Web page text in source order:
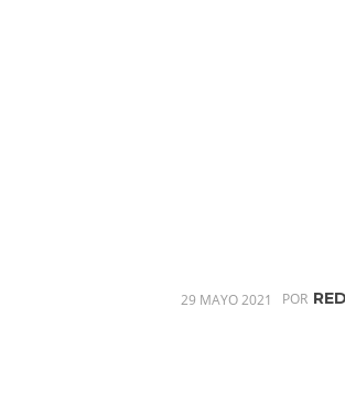
29 MAYO 2021 POR